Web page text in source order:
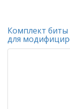
Комплект биты
для